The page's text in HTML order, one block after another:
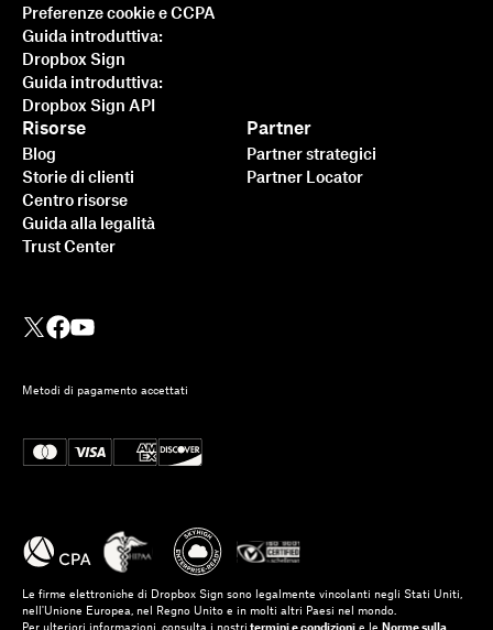
Preferenze cookie e CCPA
Guida introduttiva:
Dropbox Sign
Guida introduttiva:
Dropbox Sign API
Risorse
Blog
Storie di clienti
Centro risorse
Guida alla legalità
Trust Center
Partner
Partner strategici
Partner Locator
Metodi di pagamento accettati
Le firme elettroniche di Dropbox Sign sono legalmente vincolanti negli Stati Uniti,
nell'Unione Europea, nel Regno Unito e in molti altri Paesi nel mondo.
Per ulteriori informazioni, consulta i nostri termini e condizioni e le Norme sulla